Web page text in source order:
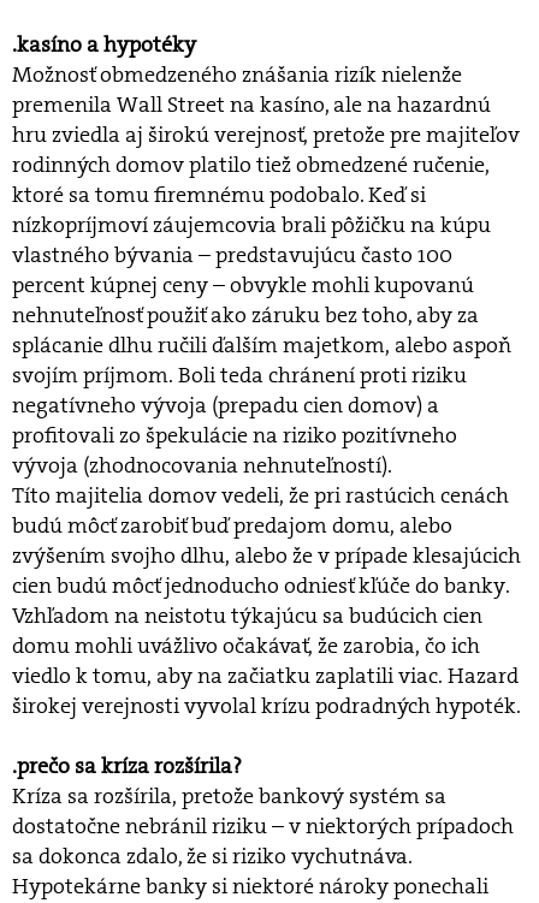
.kasíno a hypotéky
Možnosť obmedzeného znášania rizík nielenže
premenila Wall Street na kasíno, ale na hazardnú
hru zviedla aj širokú verejnosť, pretože pre majiteľov
rodinných domov platilo tiež obmedzené ručenie,
ktoré sa tomu firemnému podobalo. Keď si
nízkopríjmoví záujemcovia brali pôžičku na kúpu
vlastného bývania – predstavujúcu často 100
percent kúpnej ceny – obvykle mohli kupovanú
nehnuteľnosť použiť ako záruku bez toho, aby za
splácanie dlhu ručili ďalším majetkom, alebo aspoň
svojím príjmom. Boli teda chránení proti riziku
negatívneho vývoja (prepadu cien domov) a
profitovali zo špekulácie na riziko pozitívneho
vývoja (zhodnocovania nehnuteľností).
Títo majitelia domov vedeli, že pri rastúcich cenách
budú môcť zarobiť buď predajom domu, alebo
zvýšením svojho dlhu, alebo že v prípade klesajúcich
cien budú môcť jednoducho odniesť kľúče do banky.
Vzhľadom na neistotu týkajúcu sa budúcich cien
domu mohli uvážlivo očakávať, že zarobia, čo ich
viedlo k tomu, aby na začiatku zaplatili viac. Hazard
širokej verejnosti vyvolal krízu podradných hypoték.
.prečo sa kríza rozšírila?
Kríza sa rozšírila, pretože bankový systém sa
dostatočne nebránil riziku – v niektorých prípadoch
sa dokonca zdalo, že si riziko vychutnáva.
Hypotekárne banky si niektoré nároky ponechali